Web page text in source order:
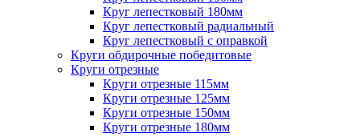
Круг лепестковый 180мм
Круг лепестковый радиальный
Круг лепестковый с оправкой
Круги обдирочные победитовые
Круги отрезные
Круги отрезные 115мм
Круги отрезные 125мм
Круги отрезные 150мм
Круги отрезные 180мм